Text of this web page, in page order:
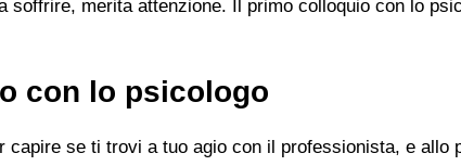
merita attenzione. Il primo colloquio con lo
con lo psicologo
se ti trovi a tuo agio con il professionista, e allo